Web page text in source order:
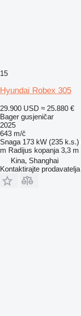
15
Hyundai Robex 305
29.900 USD ≈ 25.880 €
Bager gusjeničar
2025
643 m/č
Snaga 173 kW (235 k.s.)
m Radijus kopanja 3,3 m
Kina, Shanghai
Kontaktirajte prodavatelja